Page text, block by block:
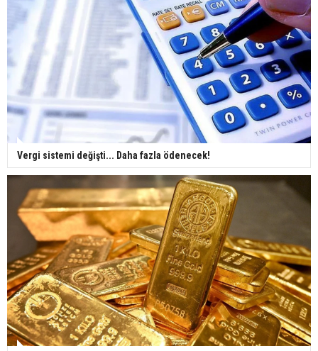
Vergi sistemi değişti... Daha fazla ödenecek!